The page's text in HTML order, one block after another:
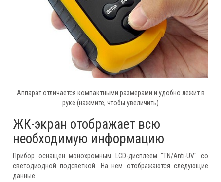
Аппарат отличается компактными размерами и удобно лежит в
руке (нажмите, чтобы увеличить)
ЖК-экран отображает всю
необходимую информацию
Прибор оснащен монохромным LCD-дисплеем "TN/Anti-UV" со
светодиодной подсветкой. На нем отображаются следующие
данные.